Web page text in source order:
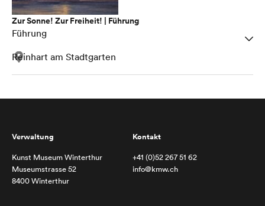
Zur Sonne! Zur Freiheit! | Führung
Führung
Reinhart am Stadtgarten
Verwaltung
Kunst Museum Winterthur
Museumstrasse 52
8400 Winterthur
Kontakt
+41 (0)52 267 51 62
info@kmw.ch